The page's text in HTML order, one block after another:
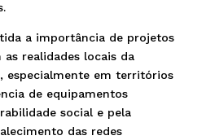
a importância de projetos
realidades locais da
especialmente em territórios
de equipamentos
social e pela
das redes